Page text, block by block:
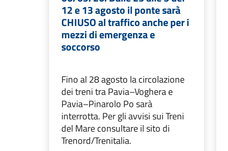
12 e 13 agosto il ponte sarà
CHIUSO al traffico anche per i
mezzi di emergenza e
soccorso
Fino al 28 agosto la circolazione
dei treni tra Pavia–Voghera e
Pavia–Pinarolo Po sarà
interrotta. Per gli avvisi sui Treni
del Mare consultare il sito di
Trenord/Trenitalia.